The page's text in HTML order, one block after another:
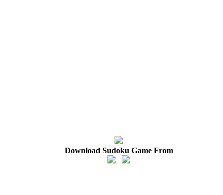
Download Sudoku Game From